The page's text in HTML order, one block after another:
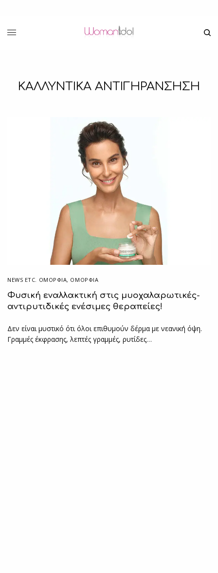
ΚΑΛΛΥΝΤΙΚΑ ΑΝΤΙΓΗΡΑΝΣΗΣΗ
NEWS ETC. ΟΜΟΡΦΙΆ, ΟΜΟΡΦΙΑ
Φυσική εναλλακτική στις μυοχαλαρωτικές-
αντιρυτιδικές ενέσιμες θεραπείες!
Δεν είναι μυστικό ότι όλοι επιθυμούν δέρμα με νεανική όψη.
Γραμμές έκφρασης, λεπτές γραμμές, ρυτίδες…